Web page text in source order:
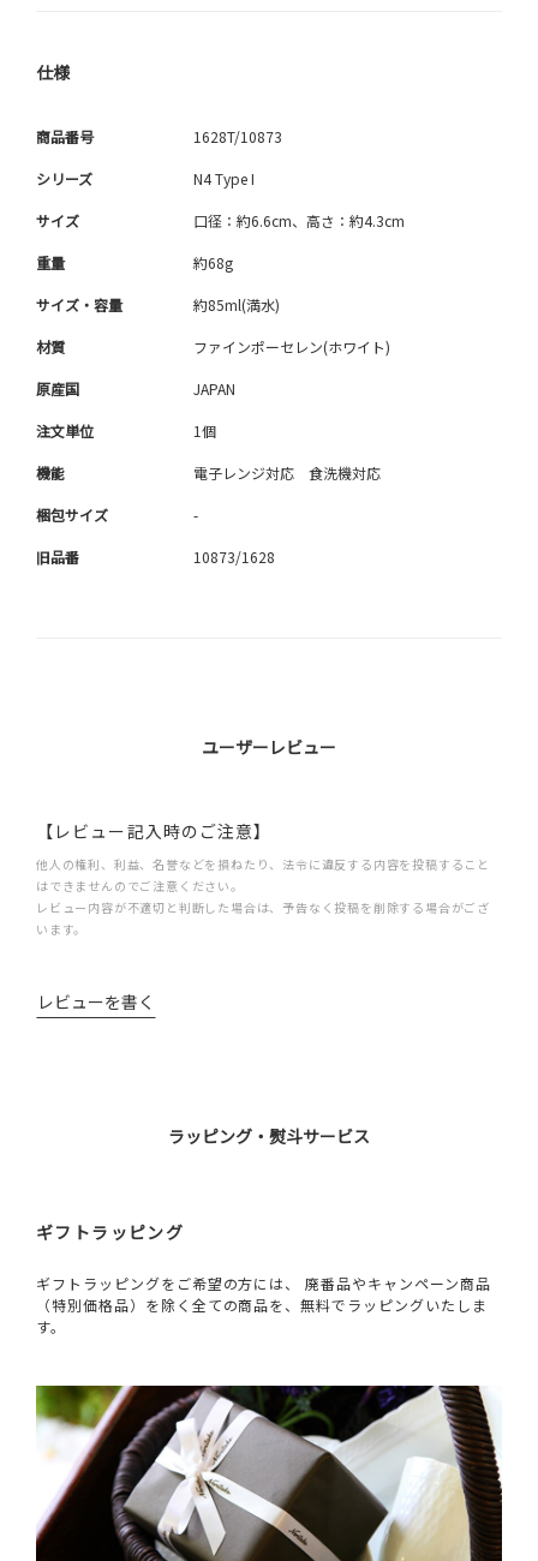
仕様
商品番号 1628T/10873
シリーズ N4 Type I
サイズ 口径：約6.6cm、高さ：約4.3cm
重量 約68g
サイズ・容量 約85ml(満水)
材質 ファインポーセレン(ホワイト)
原産国 JAPAN
注文単位 1個
機能 電子レンジ対応 食洗機対応
梱包サイズ -
旧品番 10873/1628
ユーザーレビュー
【レビュー記入時のご注意】
他人の権利、利益、名誉などを損ねたり、法令に違反する内容を投稿すること
はできませんのでご注意ください。
レビュー内容が不適切と判断した場合は、予告なく投稿を削除する場合がござ
います。
レビューを書く
ラッピング・熨斗サービス
ギフトラッピング
ギフトラッピングをご希望の方には、 廃番品やキャンペーン商品
（特別価格品）を除く全ての商品を、無料でラッピングいたしま
す。